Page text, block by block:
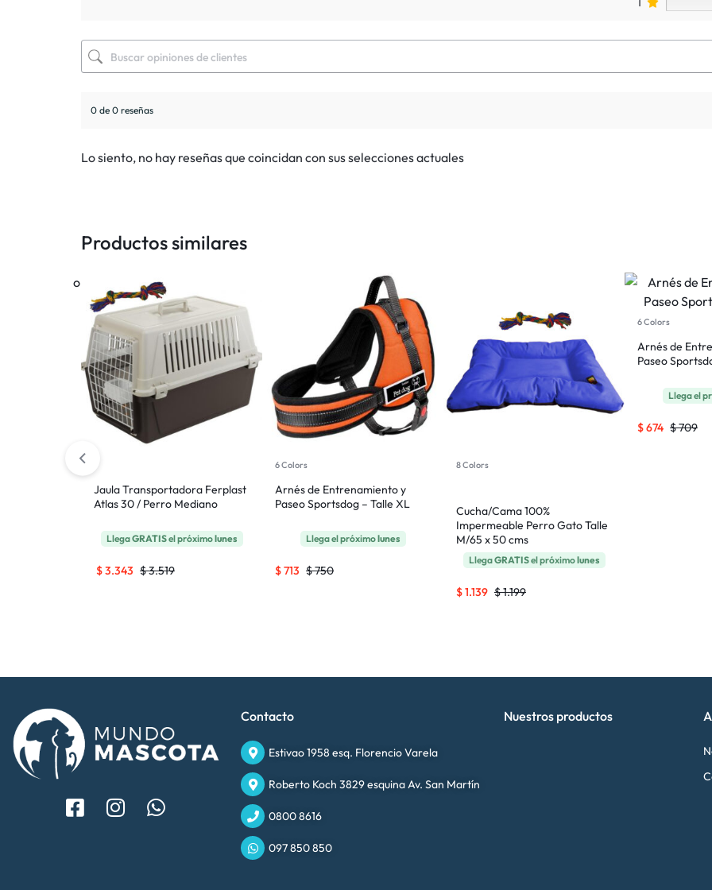
0 de 0 reseñas
Lo siento, no hay reseñas que coincidan con sus selecciones actuales
Productos similares
Jaula Transportadora Ferplast
Atlas 30 / Perro Mediano
LlegaGRATISel próximolunes
$3.519
$3.343
6 Colors
Arnés de Entrenamiento y
Paseo Sportsdog – Talle XL
Llega el próximolunes
$750
$713
8 Colors
Cucha/Cama 100%
Impermeable Perro Gato Talle
M/65 x 50 cms
LlegaGRATISel próximolunes
$1.199
$1.139
6 Colors
Arnés de
Paseo
Llega el
$709
$674
Contacto
Estivao 1958 esq. Florencio Varela
Roberto Koch 3829 esquina Av. San Martín
0800 8616
097 850 850
Nuestros productos